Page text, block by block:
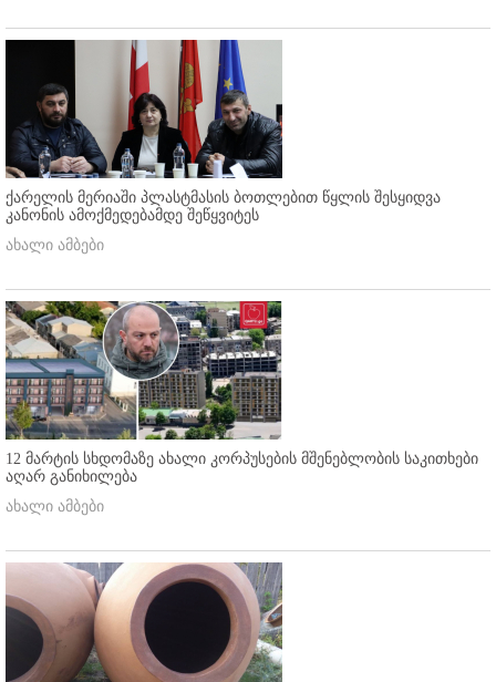
ქარელის მერიაში პლასტმასის ბოთლებით წყლის შესყიდვა
კანონის ამოქმედებამდე შეწყვიტეს
ახალი ამბები
12 მარტის სხდომაზე ახალი კორპუსების მშენებლობის საკითხები
აღარ განიხილება
ახალი ამბები